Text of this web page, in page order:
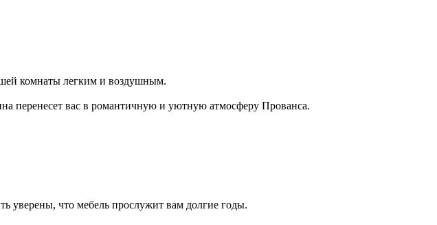
комнаты легким и воздушным.
перенесет вас в романтичную и уютную атмосферу Прованса.
уверены, что мебель прослужит вам долгие годы.